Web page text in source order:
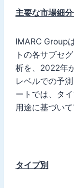
主要な市場細
IMARC Group
トの各サブセ
析を、2022年
レベルでの予
ートでは、タ
用途に基づい
タイプ別